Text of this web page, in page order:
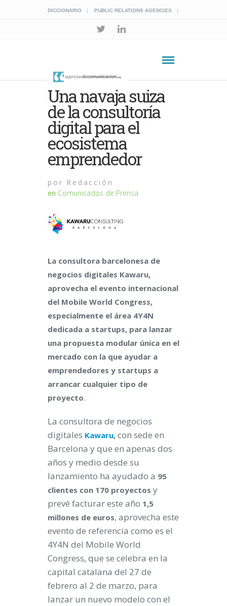
DICCIONARIO PUBLIC RELATIONS AGENCIES
Una navaja suiza
de la consultoría
digital para el
ecosistema
emprendedor
por Redacción
en Comunicados de Prensa
La consultora barcelonesa de
negocios digitales Kawaru,
aprovecha el evento internacional
del Mobile World Congress,
especialmente el área 4Y4N
dedicada a startups, para lanzar
una propuesta modular única en el
mercado con la que ayudar a
emprendedores y startups a
arrancar cualquier tipo de
proyecto.
La consultora de negocios
digitales Kawaru, con sede en
Barcelona y que en apenas dos
años y medio desde su
lanzamiento ha ayudado a 95
clientes con 170 proyectos y
prevé facturar este año 1,5
millones de euros, aprovecha este
evento de referencia como es el
4Y4N del Mobile World
Congress, que se celebra en la
capital catalana del 27 de
febrero al 2 de marzo, para
lanzar un nuevo modelo con el